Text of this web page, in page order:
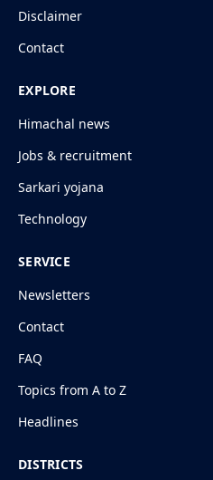
Disclaimer
Contact
EXPLORE
Himachal news
Jobs & recruitment
Sarkari yojana
Technology
SERVICE
Newsletters
Contact
FAQ
Topics from A to Z
Headlines
DISTRICTS